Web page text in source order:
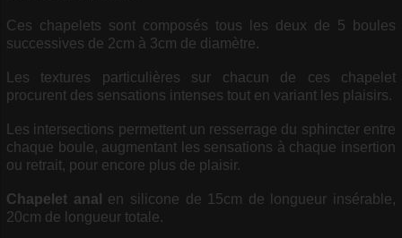
Ces chapelets sont composés tous les deux de 5 boules
successives de 2cm à 3cm de diamètre.
Les textures particulières sur chacun de ces chapelet
procurent des sensations intenses tout en variant les plaisirs.
Les intersections permettent un resserrage du sphincter entre
chaque boule, augmentant les sensations à chaque insertion
ou retrait, pour encore plus de plaisir.
Chapelet anal
en silicone de 15cm de longueur insérable,
20cm de longueur totale.